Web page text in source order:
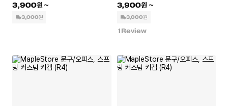
3,900
3,000원
3,900
3,000원
Review
1